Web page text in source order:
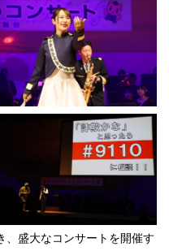
、盛大なコンサートを開催す